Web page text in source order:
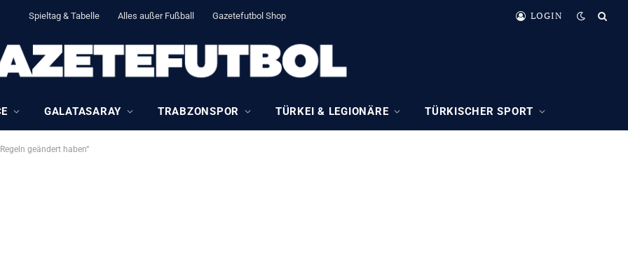
Spieltag & Tabelle Alles außer Fußball Gazetefutbol Shop LOGIN
GALATASARAY TRABZONSPOR TÜRKEI & LEGIONÄRE TÜRKISCHER SPORT
geändert haben“